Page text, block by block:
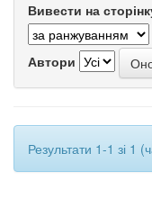
Вивести на
Автори
Результати 1-1 зі 1